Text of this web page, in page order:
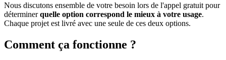
Nous discutons ensemble de votre besoin lors de l'appel gratuit pour
déterminerquelle option correspond le mieux à votre usage.
Chaque projet est livré avec une seule de ces deux options.
Comment ça fonctionne ?